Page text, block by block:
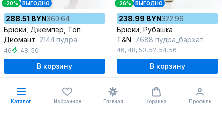
-20% ВЫГОДНО
288.51 BYN360.64
Брюки, Джемпер, Топ
Диомант 2144 пудра
46 , 48, 50
В корзину
-26% ВЫГОДНО
238.99 BYN322.96
Брюки, Рубашка
T&N 7688 пудра_бархат
46, 48, 50, 52, 54, 56
В корзину
%
Каталог
Избранное Главная Корзина Профиль